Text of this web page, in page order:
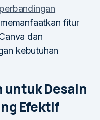
fitur
dan
kebutuhan
untuk Desain
Efektif